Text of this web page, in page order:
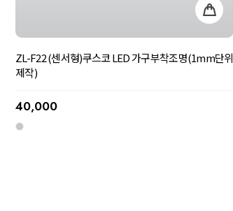
ZL-F22 (센서형)쿠스코 LED 가구부착조명(1mm단위
제작)
40,000